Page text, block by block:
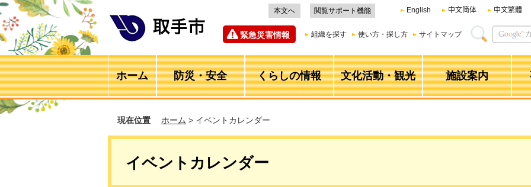
本文へ 閲覧サポート機能 English 中文简体 中文繁體
緊急災害情報 組織を探す 使い方・探し方 サイトマップ
ホーム 防災・安全 くらしの情報 文化活動・観光 施設案内
現在位置 ホーム > イベントカレンダー
イベントカレンダー